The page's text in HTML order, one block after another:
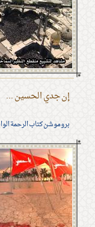
إن جدي الحسين ...
بروموشن كتاب الرحمة